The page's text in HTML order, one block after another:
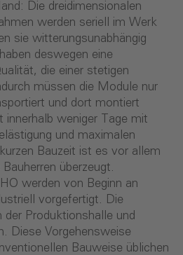
Die dreidimensionalen
werden seriell im Werk
sie witterungsunabhängig
deswegen eine
die einer stetigen
müssen die Module nur
und dort montiert
innerhalb weniger Tage mit
und maximalen
Bauzeit ist es vor allem
überzeugt.
werden von Beginn an
vorgefertigt. Die
Produktionshalle und
Diese Vorgehensweise
Bauweise üblichen